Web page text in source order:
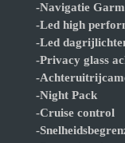
-Navigatie
-Led high
-Led
-Privacy glass
-
-Night Pack
-Cruise control
-